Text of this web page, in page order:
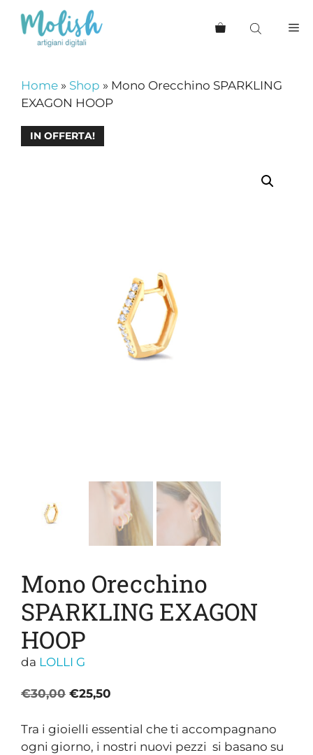
contenuto
Home » Shop » Mono Orecchino SPARKLING
EXAGON HOOP
IN OFFERTA!
Mono Orecchino
SPARKLING EXAGON
HOOP
da LOLLI G
€30,00 Il
originale
era:
€25,50
attuale
è:
Tra i gioielli essential che ti accompagnano
ogni giorno, i nostri nuovi pezzi si basano su